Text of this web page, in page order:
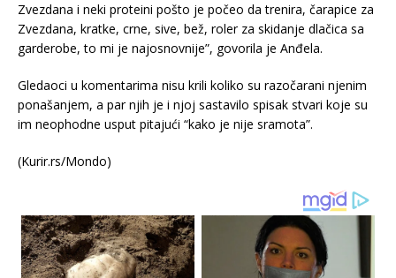
Zvezdana i neki proteini pošto je počeo da trenira, čarapice za
Zvezdana, kratke, crne, sive, bež, roler za skidanje dlačica sa
garderobe, to mi je najosnovnije”, govorila je Anđela.
Gledaoci u komentarima nisu krili koliko su razočarani njenim
ponašanjem, a par njih je i njoj sastavilo spisak stvari koje su
im neophodne usput pitajući “kako je nije sramota”.
(Kurir.rs/Mondo)